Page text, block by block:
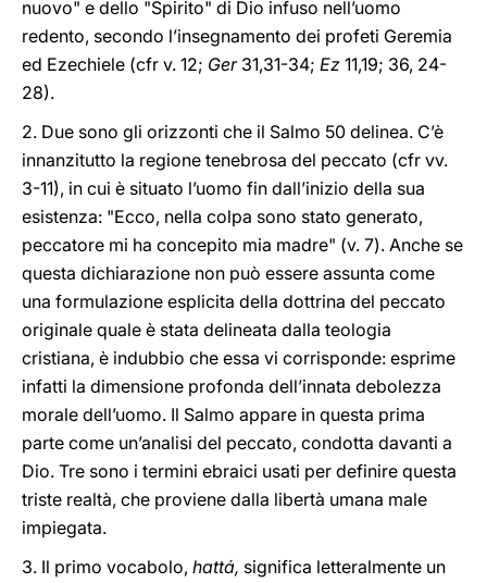
nuovo" e dello "Spirito" di Dio infuso nell’uomo
redento, secondo l’insegnamento dei profeti Geremia
ed Ezechiele (cfr v. 12; Ger31,31-34; Ez 11,19; 36, 24-
28).
2. Due sono gli orizzonti che il Salmo 50 delinea. C’è
innanzitutto la regione tenebrosa del peccato (cfr vv.
3-11), in cui è situato l’uomo fin dall’inizio della sua
esistenza: "Ecco, nella colpa sono stato generato,
peccatore mi ha concepito mia madre" (v. 7). Anche se
questa dichiarazione non può essere assunta come
una formulazione esplicita della dottrina del peccato
originale quale è stata delineata dalla teologia
cristiana, è indubbio che essa vi corrisponde: esprime
infatti la dimensione profonda dell’innata debolezza
morale dell’uomo. Il Salmo appare in questa prima
parte come un’analisi del peccato, condotta davanti a
Dio. Tre sono i termini ebraici usati per definire questa
triste realtà, che proviene dalla libertà umana male
impiegata.
3. Il primo vocabolo, hattá, significa letteralmente un